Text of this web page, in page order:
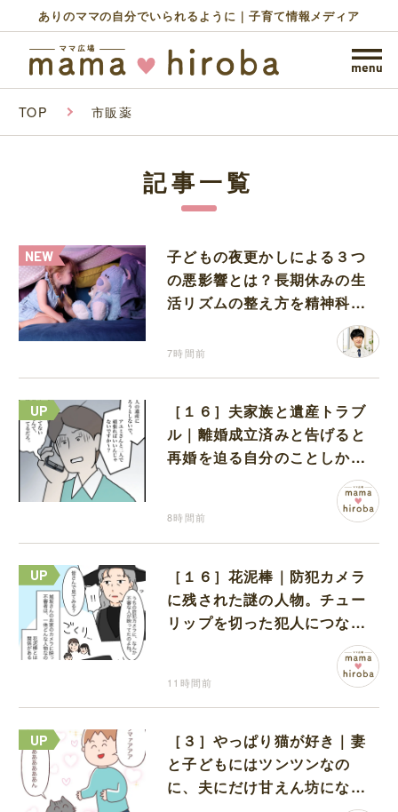
ありのママの自分でいられるように｜子育て情報メディア
TOP 市販薬
記事一覧
子どもの夜更かしによる３つ
の悪影響とは？長期休みの生
活リズムの整え方を精神科医
7時間前
［１６］夫家族と遺産トラブ
ル｜離婚成立済みと告げると
再婚を迫る自分のことしか考
8時間前
［１６］花泥棒｜防犯カメラ
に残された謎の人物。チュー
リップを切った犯人につなが
る証拠になるのか期待する
11時間前
［３］やっぱり猫が好き｜妻
と子どもにはツンツンなの
に、夫にだけ甘えん坊になる